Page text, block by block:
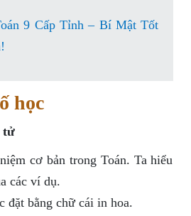
9 Cấp Tỉnh – Bí Mật Tốt
học
tử
cơ bản trong Toán. Ta hiểu
các ví dụ.
đặt bằng chữ cái in hoa.